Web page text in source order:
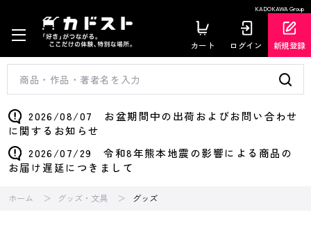
KADOKAWA Group
カート ログイン 新規登録
2026/08/07 お盆期間中の出荷およびお問い合わせ
に関するお知らせ
2026/07/29 令和8年熊本地震の影響による商品の
お届け遅延につきまして
ホーム グッズ・文具 グッズ